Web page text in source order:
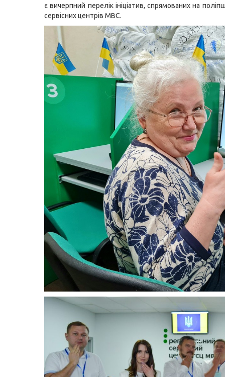
є вичерпний перелік ініціатив, спрямованих на
сервісних центрів МВС.